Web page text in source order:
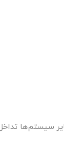
سیستم‌ها